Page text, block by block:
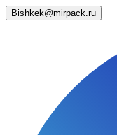
Bishkek@mirpack.ru